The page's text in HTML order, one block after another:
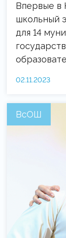
Впервые в
школьный
для 14
02.11.2023
ВсОШ